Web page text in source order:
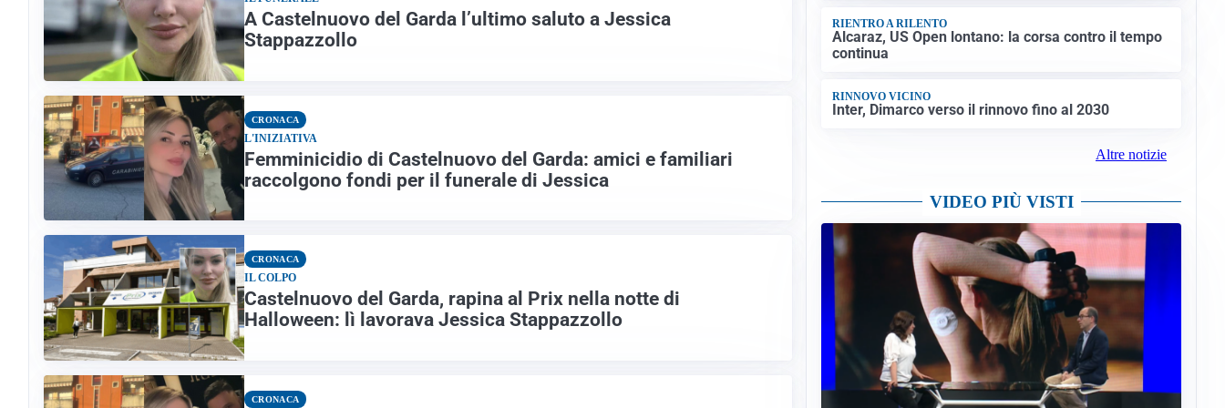
A Castelnuovo del Garda l’ultimo saluto a Jessica
Stappazzollo
CRONACA
L'INIZIATIVA
Femminicidio di Castelnuovo del Garda: amici e familiari
raccolgono fondi per il funerale di Jessica
CRONACA
IL COLPO
Castelnuovo del Garda, rapina al Prix nella notte di
Halloween: lì lavorava Jessica Stappazzollo
CRONACA
RIENTRO A RILENTO
Alcaraz, US Open lontano: la corsa contro il tempo
continua
RINNOVO VICINO
Inter, Dimarco verso il rinnovo fino al 2030
Altre notizie
VIDEO PIÙ VISTI